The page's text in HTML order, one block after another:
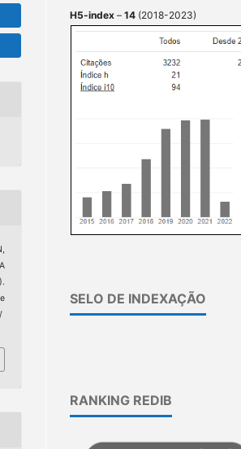
H5-index – 14 (2018-2023)
SELO DE INDEXAÇÃO
RANKING REDIB